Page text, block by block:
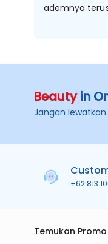
ademnya
Beautyin
Jangan
+62 813
Temukan